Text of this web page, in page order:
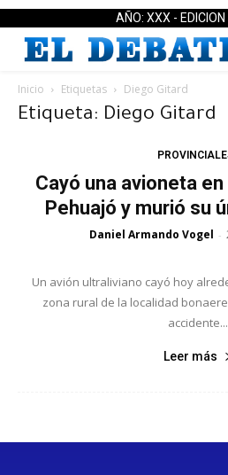
AÑO: XXX -
Inicio Etiquetas Diego Gitard
Etiqueta: Diego Gitard
Cayó una avioneta
Pehuajó y murió su
Daniel Armando Vogel -
Un avión ultraliviano cayó hoy
zona rural de la localidad
accidente...
Leer más